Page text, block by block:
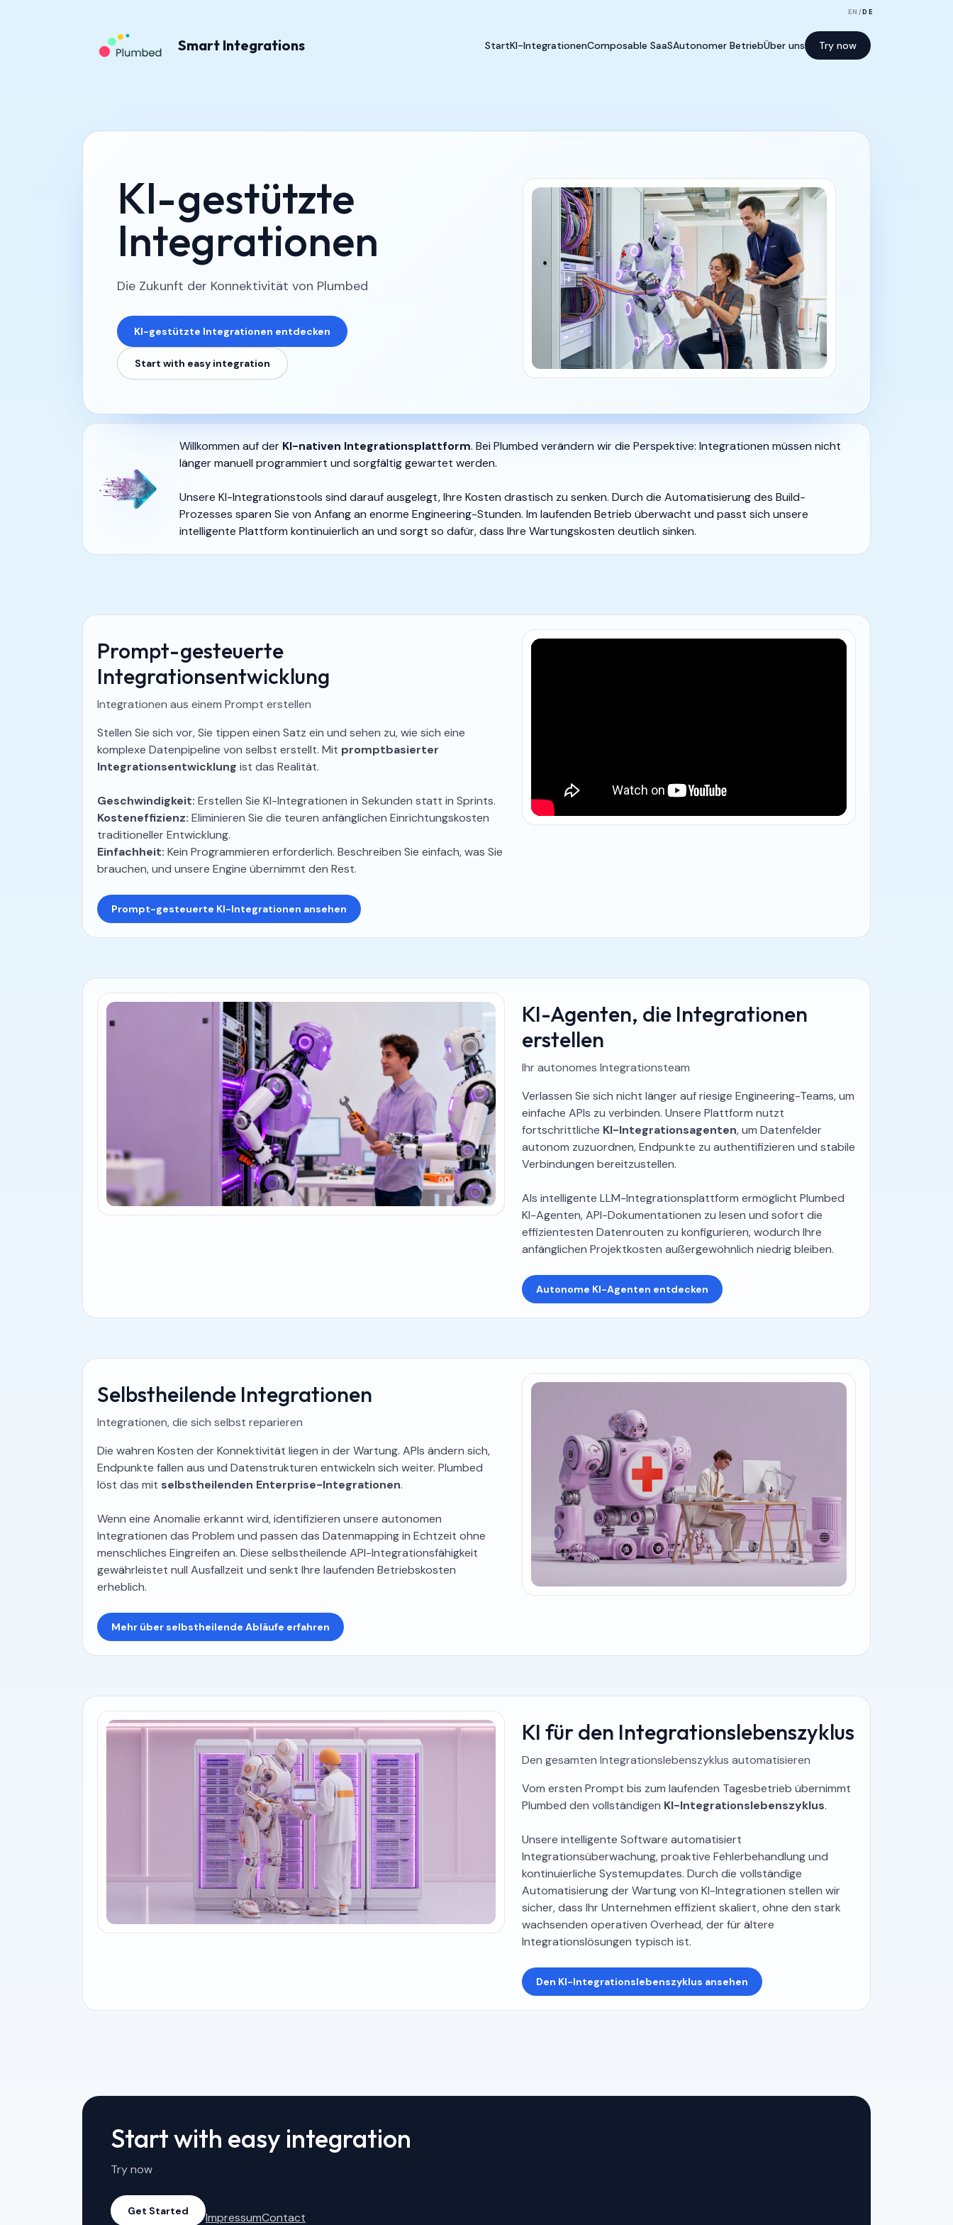
EN /DE
Smart Integrations StartKI-IntegrationenComposable SaaSAutonomer BetriebÜber uns Try now
KI-gestützte
Integrationen
Die Zukunft der Konnektivität von Plumbed
KI-gestützte Integrationen entdecken
Start with easy integration
Willkommen auf der KI-nativen Integrationsplattform. Bei Plumbed verändern wir die Perspektive: Integrationen müssen nicht
länger manuell programmiert und sorgfältig gewartet werden.
Unsere KI-Integrationstools sind darauf ausgelegt, Ihre Kosten drastisch zu senken. Durch die Automatisierung des Build-
Prozesses sparen Sie von Anfang an enorme Engineering-Stunden. Im laufenden Betrieb überwacht und passt sich unsere
intelligente Plattform kontinuierlich an und sorgt so dafür, dass Ihre Wartungskosten deutlich sinken.
Prompt-gesteuerte
Integrationsentwicklung
Integrationen aus einem Prompt erstellen
Stellen Sie sich vor, Sie tippen einen Satz ein und sehen zu, wie sich eine
komplexe Datenpipeline von selbst erstellt. Mit promptbasierter
Integrationsentwicklung ist das Realität.
Geschwindigkeit: Erstellen Sie KI-Integrationen in Sekunden statt in Sprints.
Kosteneffizienz: Eliminieren Sie die teuren anfänglichen Einrichtungskosten
traditioneller Entwicklung.
Einfachheit: Kein Programmieren erforderlich. Beschreiben Sie einfach, was Sie
brauchen, und unsere Engine übernimmt den Rest.
Prompt-gesteuerte KI-Integrationen ansehen
KI-Agenten, die Integrationen
erstellen
Ihr autonomes Integrationsteam
Verlassen Sie sich nicht länger auf riesige Engineering-Teams, um
einfache APIs zu verbinden. Unsere Plattform nutzt
fortschrittliche KI-Integrationsagenten, um Datenfelder
autonom zuzuordnen, Endpunkte zu authentifizieren und stabile
Verbindungen bereitzustellen.
Als intelligente LLM-Integrationsplattform ermöglicht Plumbed
KI-Agenten, API-Dokumentationen zu lesen und sofort die
effizientesten Datenrouten zu konfigurieren, wodurch Ihre
anfänglichen Projektkosten außergewöhnlich niedrig bleiben.
Autonome KI-Agenten entdecken
Selbstheilende Integrationen
Integrationen, die sich selbst reparieren
Die wahren Kosten der Konnektivität liegen in der Wartung. APIs ändern sich,
Endpunkte fallen aus und Datenstrukturen entwickeln sich weiter. Plumbed
löst das mit selbstheilenden Enterprise-Integrationen.
Wenn eine Anomalie erkannt wird, identifizieren unsere autonomen
Integrationen das Problem und passen das Datenmapping in Echtzeit ohne
menschliches Eingreifen an. Diese selbstheilende API-Integrationsfähigkeit
gewährleistet null Ausfallzeit und senkt Ihre laufenden Betriebskosten
erheblich.
Mehr über selbstheilende Abläufe erfahren
KI für den Integrationslebenszyklus
Den gesamten Integrationslebenszyklus automatisieren
Vom ersten Prompt bis zum laufenden Tagesbetrieb übernimmt
Plumbed den vollständigen KI-Integrationslebenszyklus.
Unsere intelligente Software automatisiert
Integrationsüberwachung, proaktive Fehlerbehandlung und
kontinuierliche Systemupdates. Durch die vollständige
Automatisierung der Wartung von KI-Integrationen stellen wir
sicher, dass Ihr Unternehmen effizient skaliert, ohne den stark
wachsenden operativen Overhead, der für ältere
Integrationslösungen typisch ist.
Den KI-Integrationslebenszyklus ansehen
Start with easy integration
Try now
Get Started ImpressumContact